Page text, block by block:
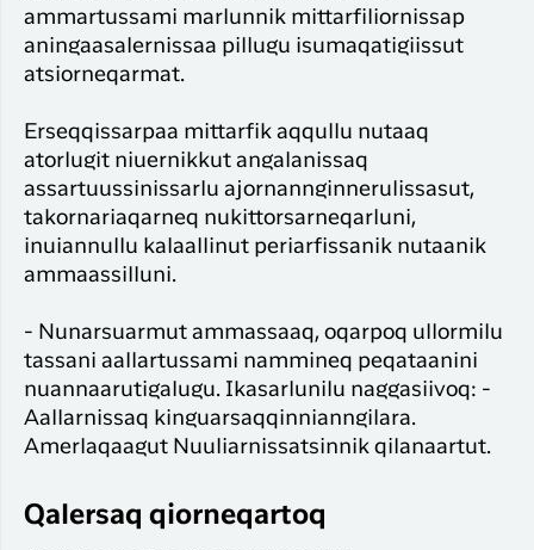
ammartussami marlunnik mittarfiliornissap
aningaasalernissaa pillugu isumaqatigiissut
atsiorneqarmat.
Erseqqissarpaa mittarfik aqqullu nutaaq
atorlugit niuernikkut angalanissaq
assartuussinissarlu ajornannginnerulissasut,
takornariaqarneq nukittorsarneqarluni,
inuiannullu kalaallinut periarfissanik nutaanik
ammaassilluni.
- Nunarsuarmut ammassaaq, oqarpoq ullormilu
tassani aallartussami nammineq peqataanini
nuannaarutigalugu. Ikasarlunilu naggasiivoq: -
Aallarnissaq kinguarsaqqinnianngilara.
Amerlaqaagut Nuuliarnissatsinnik qilanaartut.
Qalersaq qiorneqartoq